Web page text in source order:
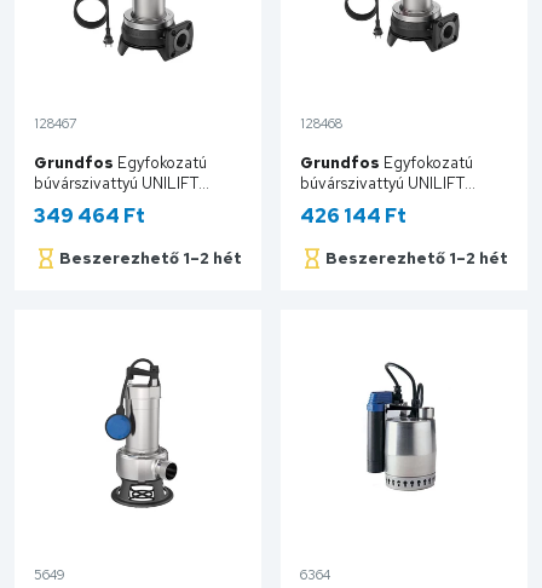
128467
Grundfos Egyfokozatú
búvárszivattyú UNILIFT
APG.40.10.1 (külső vezérlés
kell hozzá) 92616890
349 464 Ft
Beszerezhető 1–2 hét
Kosárba
128468
Grundfos Egyfokozatú
búvárszivattyú UNILIFT
APG.40.10.A1 (úszókapcsolós
kivitel) 92611467
426 144 Ft
Beszerezhető 1–2 hét
Kosárba
5649 6364